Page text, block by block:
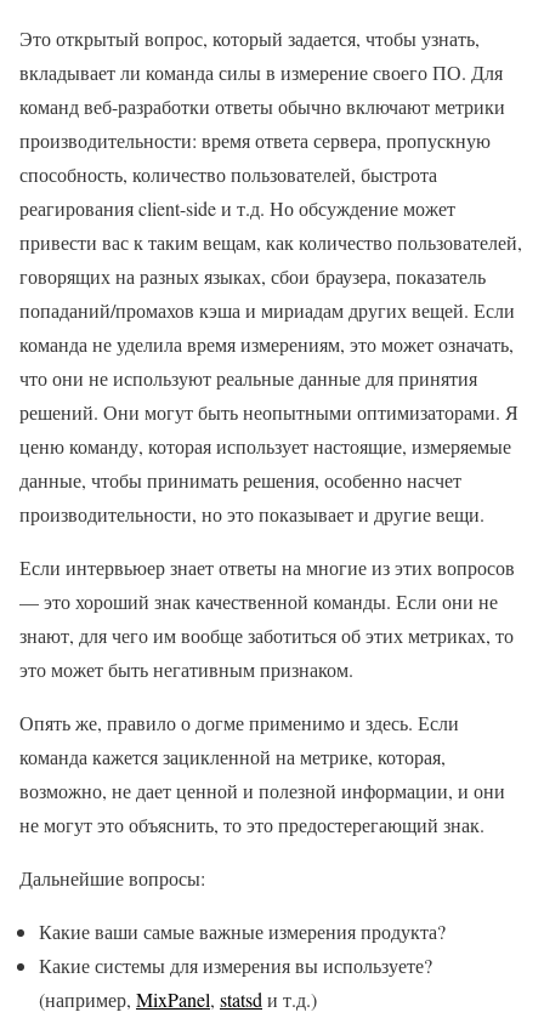
Это открытый вопрос, который задается, чтобы узнать,
вкладывает ли команда силы в измерение своего ПО. Для
команд веб-разработки ответы обычно включают метрики
производительности: время ответа сервера, пропускную
способность, количество пользователей, быстрота
реагирования client-side и т.д. Но обсуждение может
привести вас к таким вещам, как количество пользователей,
говорящих на разных языках, сбои браузера, показатель
попаданий/промахов кэша и мириадам других вещей. Если
команда не уделила время измерениям, это может означать,
что они не используют реальные данные для принятия
решений. Они могут быть неопытными оптимизаторами. Я
ценю команду, которая использует настоящие, измеряемые
данные, чтобы принимать решения, особенно насчет
производительности, но это показывает и другие вещи.
Если интервьюер знает ответы на многие из этих вопросов
— это хороший знак качественной команды. Если они не
знают, для чего им вообще заботиться об этих метриках, то
это может быть негативным признаком.
Опять же, правило о догме применимо и здесь. Если
команда кажется зацикленной на метрике, которая,
возможно, не дает ценной и полезной информации, и они
не могут это объяснить, то это предостерегающий знак.
Дальнейшие вопросы:
Какие ваши самые важные измерения продукта?
Какие системы для измерения вы используете?
(например, MixPanel, statsd и т.д.)